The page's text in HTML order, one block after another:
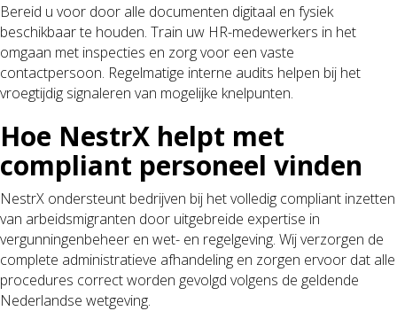
Bereid u voor door alle documenten digitaal en fysiek
beschikbaar te houden. Train uw HR-medewerkers in het
omgaan met inspecties en zorg voor een vaste
contactpersoon. Regelmatige interne audits helpen bij het
vroegtijdig signaleren van mogelijke knelpunten.
Hoe NestrX helpt met
compliant personeel vinden
NestrX ondersteunt bedrijven bij het volledig compliant inzetten
van arbeidsmigranten door uitgebreide expertise in
vergunningenbeheer en wet- en regelgeving. Wij verzorgen de
complete administratieve afhandeling en zorgen ervoor dat alle
procedures correct worden gevolgd volgens de geldende
Nederlandse wetgeving.